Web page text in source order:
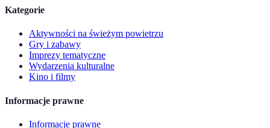
Kategorie
Aktywności na świeżym powietrzu
Gry i zabawy
Imprezy tematyczne
Wydarzenia kulturalne
Kino i filmy
Informacje prawne
Informacje prawne